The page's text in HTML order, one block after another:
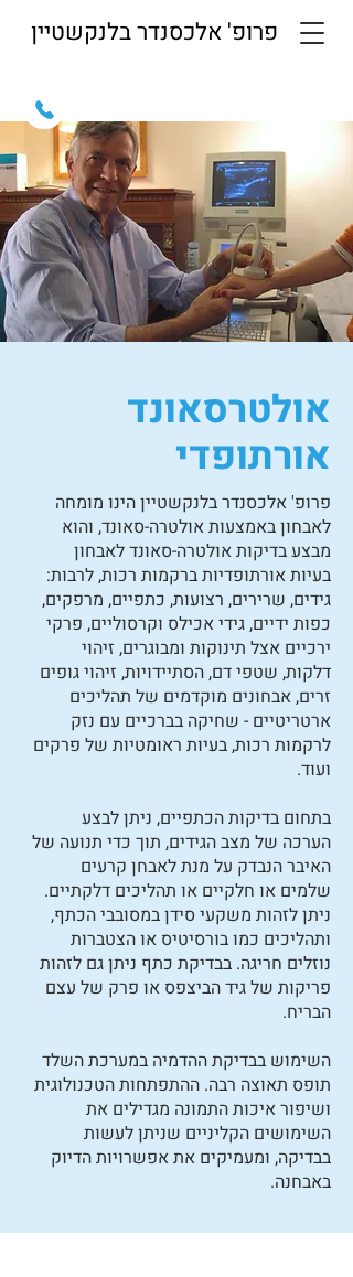
פרופ' אלכסנדר בלנקשטיין
אולטרסאונד
אורתופדי
פרופ' אלכסנדר בלנקשטיין הינו מומחה
לאבחון באמצעות אולטרה-סאונד, והוא
מבצע בדיקות אולטרה-סאונד לאבחון
בעיות אורתופדיות ברקמות רכות, לרבות:
גידים, שרירים, רצועות, כתפיים, מרפקים,
כפות ידיים, גידי אכילס וקרסוליים, פרקי
ירכיים אצל תינוקות ומבוגרים, זיהוי
דלקות, שטפי דם, הסתיידויות, זיהוי גופים
זרים, אבחונים מוקדמים של תהליכים
ארטריטיים - שחיקה בברכיים עם נזק
לרקמות רכות, בעיות ראומטיות של פרקים
ועוד.
בתחום בדיקות הכתפיים, ניתן לבצע
הערכה של מצב הגידים, תוך כדי תנועה של
האיבר הנבדק על מנת לאבחן קרעים
שלמים או חלקיים או תהליכים דלקתיים.
ניתן לזהות משקעי סידן במסובבי הכתף,
ותהליכים כמו בורסיטיס או הצטברות
נוזלים חריגה. בבדיקת כתף ניתן גם לזהות
פריקות של גיד הביצפס או פרק של עצם
הבריח.
השימוש בבדיקת ההדמיה במערכת השלד
תופס תאוצה רבה. ההתפתחות הטכנולוגית
ושיפור איכות התמונה מגדילים את
השימושים הקליניים שניתן לעשות
בבדיקה, ומעמיקים את אפשרויות הדיוק
באבחנה.